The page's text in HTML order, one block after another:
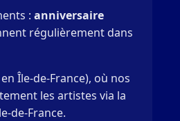
:anniversaire
régulièrement dans
Île-de-France), où nos
les artistes via la
de-France.